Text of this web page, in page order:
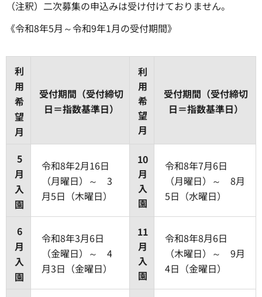
（注釈）二次募集の申込みは受け付けておりません。
《令和8年5月～令和9年1月の受付期間》
利
用
希
望
月
受付期間（受付締切
日＝指数基準日）
利
用
希
望
月
受付期間（受付締切
日＝指数基準日）
5
月
入
園
令和8年2月16日
（月曜日）～ 3
月5日（木曜日）
10
月
入
園
令和8年7月6日
（月曜日）～ 8月
5日（水曜日）
6
月
入
園
令和8年3月6日
（金曜日）～ 4
月3日（金曜日）
11
月
入
園
令和8年8月6日
（木曜日）～ 9月
4日（金曜日）